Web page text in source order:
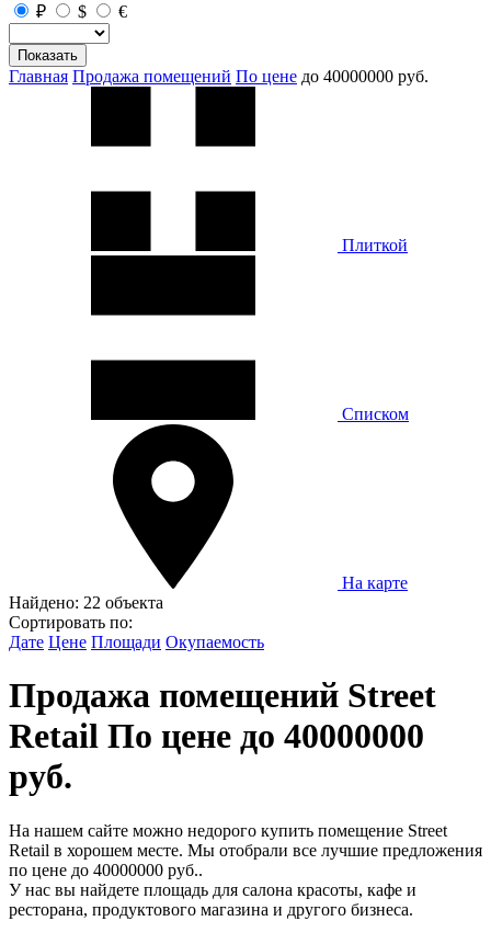
₽ $ €
Показать
Главная Продажа помещений По цене до 40000000 руб.
Плиткой
Списком
На карте
Найдено: 22 объекта
Сортировать по:
Дате Цене Площади Окупаемость
Продажа помещений Street
Retail По цене до 40000000
руб.
На нашем сайте можно недорого купить помещение Street
Retail в хорошем месте. Мы отобрали все лучшие предложения
по цене до 40000000 руб..
У нас вы найдете площадь для салона красоты, кафе и
ресторана, продуктового магазина и другого бизнеса.